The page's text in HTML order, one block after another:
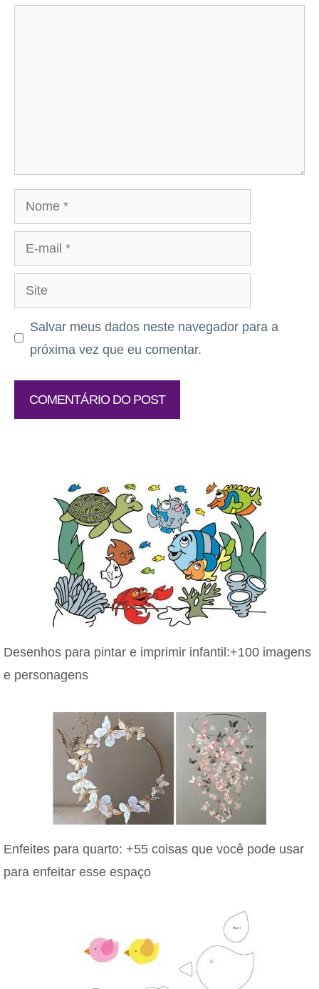
Nome
mail
Site
Salvar meus dados neste navegador para a
próxima vez que eu comentar.
Desenhos para pintar e imprimir infantil:+100 imagens
e personagens
Enfeites para quarto: +55 coisas que você pode usar
para enfeitar esse espaço